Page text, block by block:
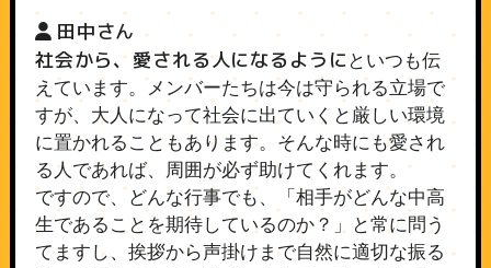
田中さん
社会から、愛される人になるように といつも伝
えています。メンバーたちは今は守られる立場で
すが、大人になって社会に出ていくと厳しい環境
に置かれることもあります。そんな時にも愛され
る人であれば、周囲が必ず助けてくれます。
ですので、どんな行事でも、「相手がどんな中高
生であることを期待しているのか？」と常に問う
てますし、挨拶から声掛けまで自然に適切な振る